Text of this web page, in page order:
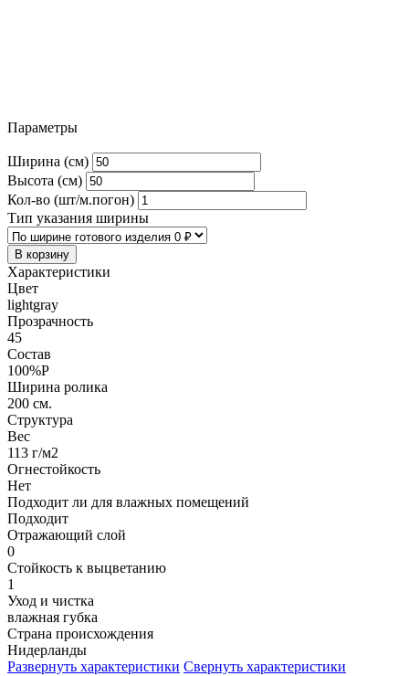
Параметры
Ширина (см)
Высота (см)
Кол-во (шт/м.погон)
Тип указания ширины
В корзину
Характеристики
Цвет
lightgray
Прозрачность
45
Состав
100%P
Ширина ролика
200 см.
Структура
Вес
113 г/м2
Огнестойкость
Нет
Подходит ли для влажных помещений
Подходит
Отражающий слой
0
Стойкость к выцветанию
1
Уход и чистка
влажная губка
Страна происхождения
Нидерланды
Развернуть характеристики Свернуть характеристики